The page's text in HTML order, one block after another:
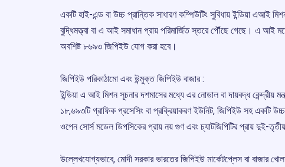
একটি হাই-এন্ড বা উচ্চ প্রান্তিক সাধারণ কম্পিউটিং সুবিধায় ইন্ডিয়া এআই
বুদ্ধিমত্ত্বা বা এ আই সমাধান প্রায় পরিমার্জিত স্তরে পৌঁছে গেছে। এ আই
অবশিষ্ট ৮৬৯৩ জিপিইউ যোগ করা হবে।
জিপিইউ পরিকাঠামো এবং উন্মুক্ত জিপিইউ বাজার :
ইন্ডিয়া এ আই মিশন সূচনার দশমাসের মধ্যে এর নোডাল বা দায়বদ্ধ কেন্দ্রীয়
১৮,৬৯৩টি গ্রাফিক প্রসেসিং বা প্রক্রিয়াকরণ ইউনিট, জিপিইউ সহ একটি
ওপেন সোর্স মডেল ডিপসিকের প্রায় নয় গুণ এবং চ্যাটজিপিটির প্রায় দুই-
উল্লেখযোগ্যভাবে, মোদী সরকার ভারতের জিপিইউ মার্কেটপ্লেস বা বাজার